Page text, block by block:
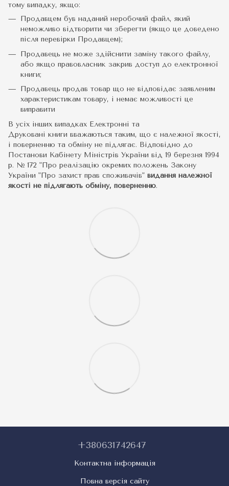
тому випадку, якщо:
Продавцем був наданий неробочий файл, який
неможливо відтворити чи зберегти (якщо це доведено
після перевірки Продавцем);
Продавець не може здійснити заміну такого файлу,
або якщо правовласник закрив доступ до електронної
книги;
Продавець продав товар що не відповідає заявленим
характеристикам товару, і немає можливості це
виправити
В усіх інших випадках Електронні та
Друковані книги вважаються таким, що є належної якості,
і поверненню та обміну не підлягає. Відповідно до
Постанови Кабінету Міністрів України від 19 березня 1994
р. № 172 "Про реалізацію окремих положень Закону
України "Про захист прав споживачів" видання належної
якості не підлягають обміну, поверненню.
+380631742647
Контактна інформація
Повна версія сайту